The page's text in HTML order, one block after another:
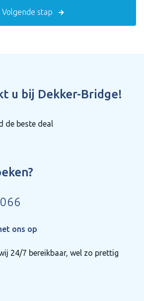
Volgende stap
u bij Dekker-Bridge!
de beste deal
ons op
24/7 bereikbaar, wel zo prettig